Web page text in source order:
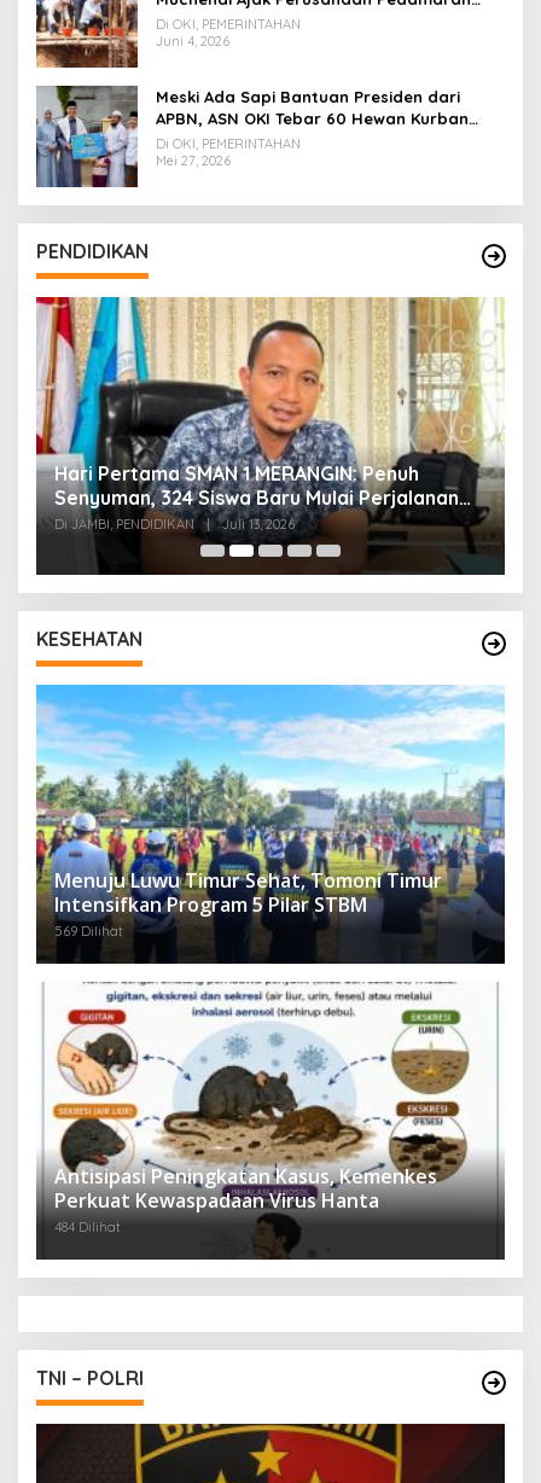
Timur Turut Bantu
Di OKI, PEMERINTAHAN
Juni 4, 2026
Meski Ada Sapi Bantuan Presiden dari
APBN, ASN OKI Tebar 60 Hewan Kurban
Tanpa Gunakan APBD
Di OKI, PEMERINTAHAN
Mei 27, 2026
PENDIDIKAN
Hari Pertama SMAN 1 MERANGIN: Penuh
Senyuman, 324 Siswa Baru Mulai Perjalanan
Baru
Di JAMBI, PENDIDIKAN | Juli 13, 2026
KESEHATAN
Menuju Luwu Timur Sehat, Tomoni Timur
Intensifkan Program 5 Pilar STBM
569 Dilihat
Antisipasi Peningkatan Kasus, Kemenkes
Perkuat Kewaspadaan Virus Hanta
484 Dilihat
TNI – POLRI